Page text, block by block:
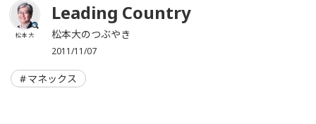
松本 大
Leading Country
松本大のつぶやき
2011/11/07
マネックス